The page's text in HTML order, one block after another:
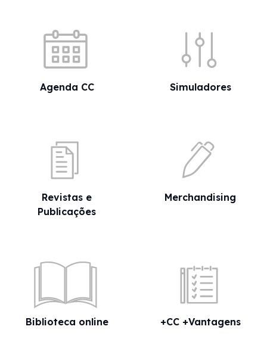
Agenda CC Simuladores
Revistas e
Publicações
Merchandising
Biblioteca online +CC +Vantagens